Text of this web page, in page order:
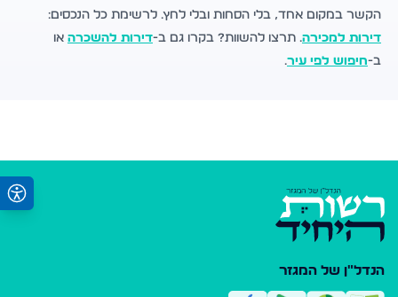
הקשר במקום אחד, בלי הסחות ובלי לחץ. לרשימת כל הנכסים:
דירות למכירה. תרצו להשוות? בקרו גם ב-דירות להשכרה או
ב-חיפוש לפי עיר.
הנדל"ן של המגזר